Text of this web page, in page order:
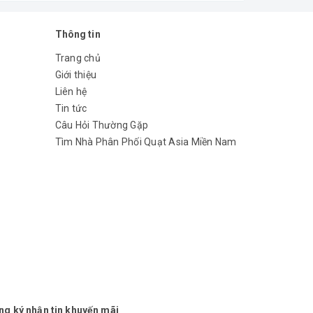
đại cho mọi không gian bếp
Thông tin
Trang chủ
Giới thiệu
Liên hệ
Tin tức
Câu Hỏi Thường Gặp
Tìm Nhà Phân Phối Quạt Asia Miền Nam
ký nhận tin khuyến mãi